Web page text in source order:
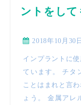
ントをして
2018年10月30日
インプラントに
ています。 チタ
ことはまれと言
ょう。 金属アレ